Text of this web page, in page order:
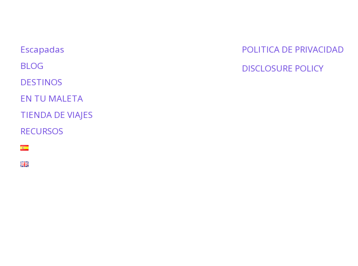
Escapadas
BLOG
DESTINOS
EN TU MALETA
TIENDA DE VIAJES
RECURSOS
POLITICA DE PRIVACIDAD
DISCLOSURE POLICY